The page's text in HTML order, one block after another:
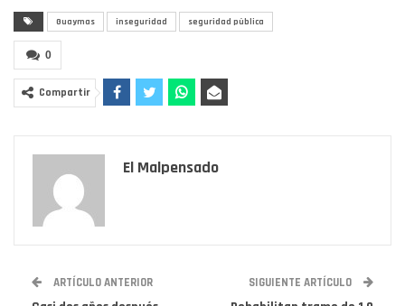
Guaymas inseguridad seguridad pública
0
Compartir
El Malpensado
ARTÍCULO ANTERIOR SIGUIENTE ARTÍCULO